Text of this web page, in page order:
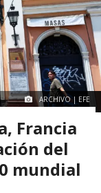
ARCHIVO | EFE
Francia
del
mundial